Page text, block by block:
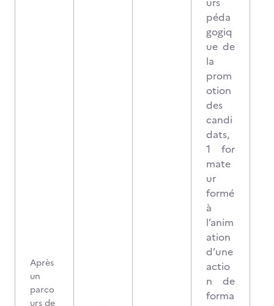
Après
un
parco
urs de
péda
gogiq
ue de
la
prom
otion
des
candi
dats,
1 for
mate
ur
formé
à
l’anim
ation
d’une
actio
n de
forma